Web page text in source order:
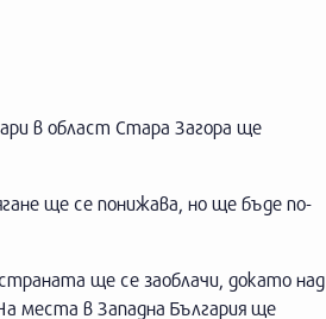
в област Стара Загора ще
ще се понижава, но ще бъде по-
ще се заоблачи, докато над
места в Западна България ще